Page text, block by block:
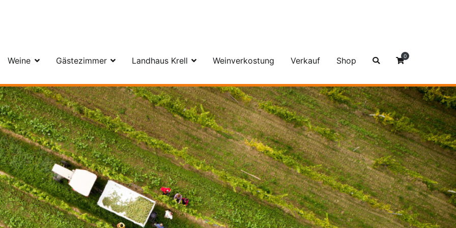
Weine Gästezimmer Landhaus Krell Weinverkostung Verkauf Shop 0